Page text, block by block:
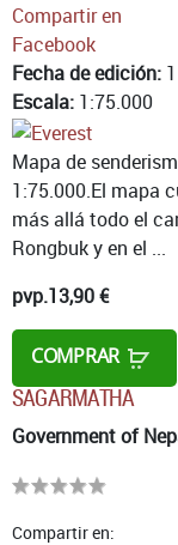
Compartir en
Facebook
Fecha de edición:
Escala: 1:75.000
Mapa de
1:75.000.El mapa
más allá todo el
Rongbuk y en el ...
pvp.13,90 €
COMPRAR
SAGARMATHA
Government of
Compartir en: